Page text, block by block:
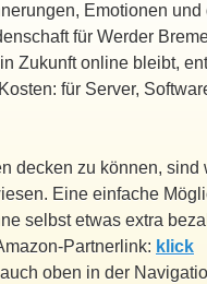
Emotionen und
für Werder
Zukunft online bleibt,
für Server,
decken zu können, sind
Eine einfache
selbst etwas extra
Partnerlink: klick
oben in der